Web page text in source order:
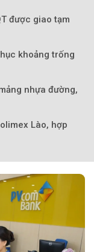
được giao tạm
khoảng trống
nhựa đường,
Lào, hợp